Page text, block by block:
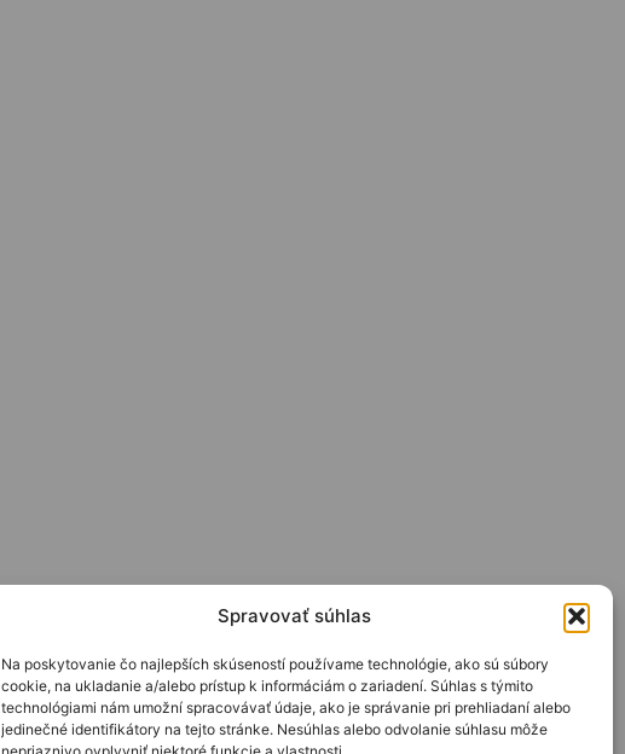
Spravovať súhlas
Na poskytovanie čo najlepších skúseností používame technológie, ako sú súbory
cookie, na ukladanie a/alebo prístup k informáciám o zariadení. Súhlas s týmito
technológiami nám umožní spracovávať údaje, ako je správanie pri prehliadaní alebo
jedinečné identifikátory na tejto stránke. Nesúhlas alebo odvolanie súhlasu môže